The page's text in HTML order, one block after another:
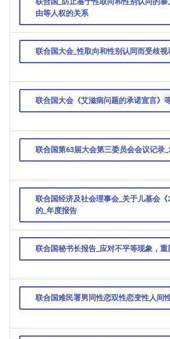
由等人权的关系
联合国大会_性取向和性别认同而受歧视
联合国大会《艾滋病问题的承诺宣言》
联合国第63届大会第三委员会会议记录
联合国经济及社会理事会_关于儿基会
的_年度报告
联合国秘书长报告_应对不平等现象，
联合国难民署男同性恋双性恋变性人间